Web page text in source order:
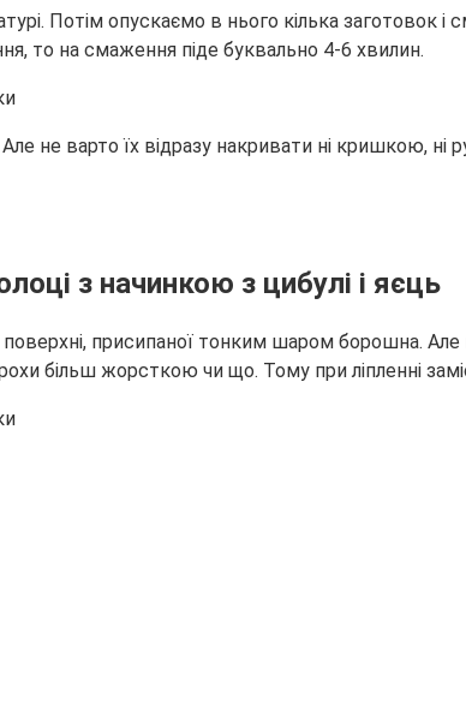
Потім опускаємо в нього кілька заготовок
то на смаження піде буквально 4-6 хвилин.
не варто їх відразу накривати ні кришкою,
з начинкою з цибулі і яєць
присипаної тонким шаром борошна.
більш жорсткою чи що. Тому при ліпленні